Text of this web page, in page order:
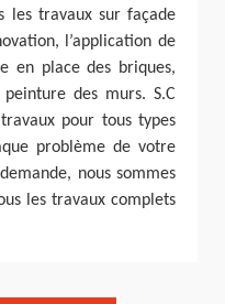
les travaux sur façade
l’application de
en place des briques,
des murs. S.C
pour tous types
problème de votre
nous sommes
les travaux complets